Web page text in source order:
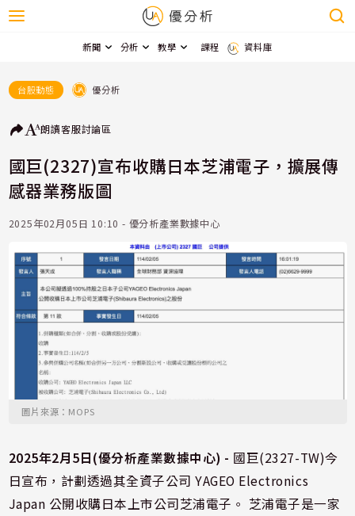
新聞 分析 教學 課程 資料庫
台股動態 優分析
朗讀客服討論區
國巨(2327)宣布收購日本芝浦電子，擴展傳
感器業務版圖
2025年02月05日 10:10 - 優分析產業數據中心
圖片來源：MOPS
2025年2月5日(優分析產業數據中心) - 國巨(2327-TW)今
日宣布，計劃透過其全資子公司 YAGEO Electronics
Japan 公開收購日本上市公司芝浦電子。 芝浦電子是一家